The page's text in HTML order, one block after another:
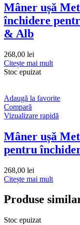
Mâner ușă
închidere
& Alb
268,00 lei
Citește mai mult
Stoc epuizat
Adaugă la favorite
Compară
Vizualizare rapidă
Mâner ușă
pentru
268,00 lei
Citește mai mult
Produse
Stoc epuizat